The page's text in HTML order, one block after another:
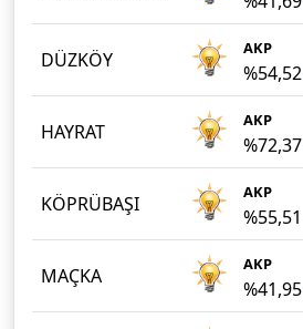
DÜZKÖY AKP
%54,52
HAYRAT AKP
%72,37
KÖPRÜBAŞI AKP
%55,51
MAÇKA AKP
%41,95